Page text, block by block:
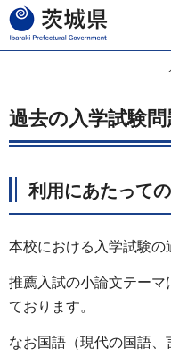
茨城県
過去の入学試験問
利用にあたって
本校における入学試験の
推薦入試の小論文テーマ
ております。
なお国語（現代の国語、